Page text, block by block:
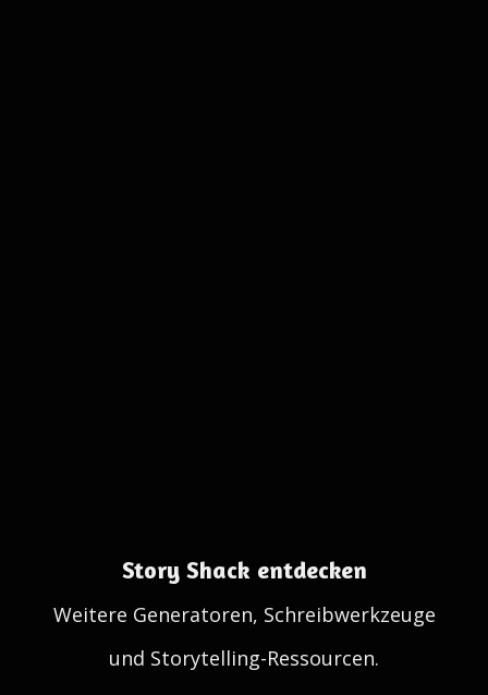
Story Shack entdecken
Weitere Generatoren, Schreibwerkzeuge
und Storytelling-Ressourcen.